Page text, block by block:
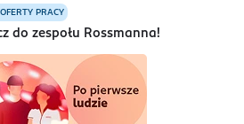
PRACY
do zespołu Rossmanna!